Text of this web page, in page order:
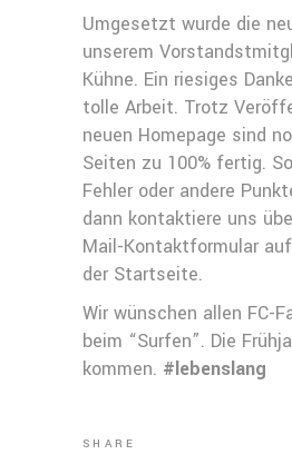
Umgesetzt wurde die
unserem
Kühne. Ein riesiges
tolle Arbeit. Trotz
neuen Homepage sind
Seiten zu 100% fertig.
Fehler oder andere
dann kontaktiere uns
Mail-Kontaktformular auf
der Startseite.
Wir wünschen allen FC-
beim “Surfen”. Die
kommen. #lebenslang
SHARE